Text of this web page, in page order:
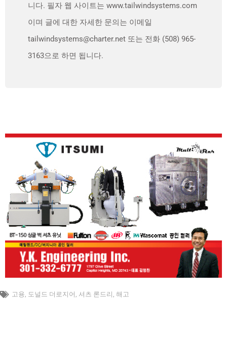
니다. 필자 웹 사이트는 www.tailwindsystems.com
이며 글에 대한 자세한 문의는 이메일
tailwindsystems@charter.net 또는 전화 (508) 965-
3163으로 하면 됩니다.
고용, 도널드 더로지어 , 셔츠 론드리 , 해고